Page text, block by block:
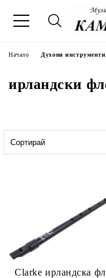
Начало Духови инструменти
ирландски
Clarke ирландска